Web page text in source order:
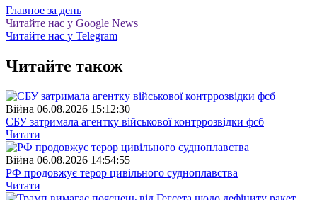
Главное за день
Читайте нас у Google News
Читайте нас у Telegram
Читайте також
Війна 06.08.2026 15:12:30
СБУ затримала агентку військової контррозвідки фсб
Читати
Війна 06.08.2026 14:54:55
РФ продовжує терор цивільного судноплавства
Читати